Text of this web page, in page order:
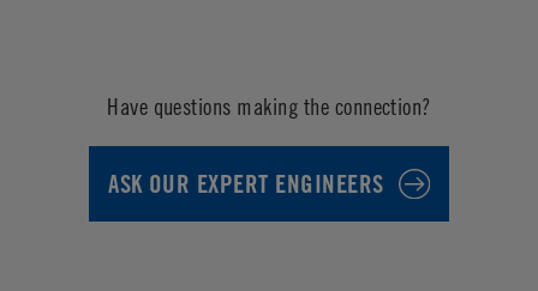
Have questions making the connection?
ASK OUR EXPERT ENGINEERS